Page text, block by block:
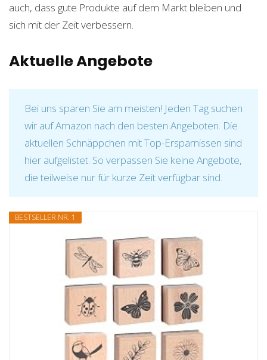
auch, dass gute Produkte auf dem Markt bleiben und
sich mit der Zeit verbessern.
Aktuelle Angebote
Bei uns sparen Sie am meisten! Jeden Tag suchen
wir auf Amazon nach den besten Angeboten. Die
aktuellen Schnäppchen mit Top-Ersparnissen sind
hier aufgelistet. So verpassen Sie keine Angebote,
die teilweise nur für kurze Zeit verfügbar sind.
BESTSELLER NR. 1